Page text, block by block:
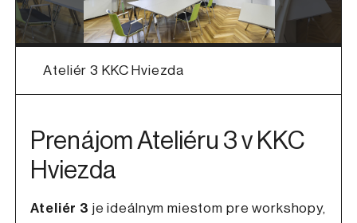
Ateliér 3 KKC Hviezda
Prenájom Ateliéru 3 v KKC
Hviezda
Ateliér 3 je ideálnym miestom pre workshopy,